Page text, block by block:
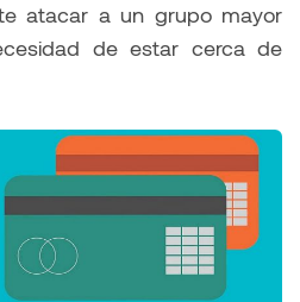
atacar a un grupo mayor
de estar cerca de